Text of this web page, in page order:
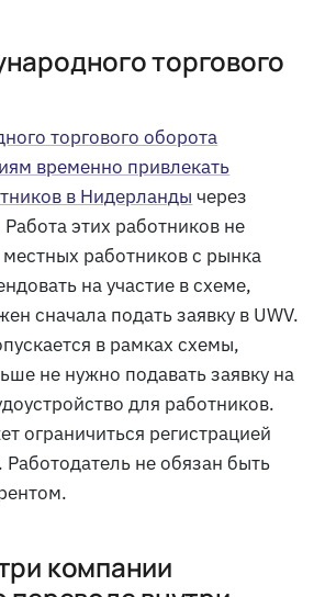
торгового
торгового оборота
временно привлекать
в Нидерланды через
этих работников не
работников с рынка
на участие в схеме,
сначала подать заявку в UWV.
в рамках схемы,
не нужно подавать заявку на
для работников.
ограничиться регистрацией
Работодатель не обязан быть
компании